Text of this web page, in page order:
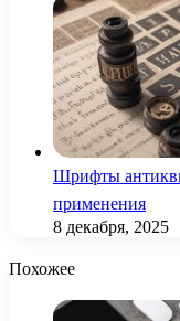
Шрифты
применения
8 декабря, 2025
Похожее